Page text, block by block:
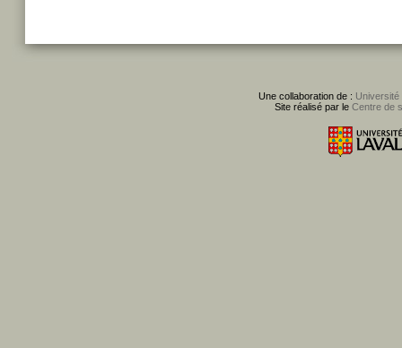
Une collaboration de : Université
Site réalisé par le Centre de